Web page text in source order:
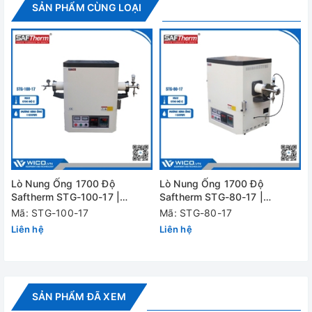
Bộ điều khiển B510 phiên bản 2022
+ Có 24 ngôn ngữ hoạt động có thể lựa chọn
SẢN PHẨM CÙNG LOẠI
Lò Nung Ống 1700 Độ
Saftherm STG-100-17 |
Φ100mm
Mã: STG-100-17
Liên hệ
Lò Nung Ống 1700 Độ
Saftherm STG-80-17 |
Φ80mm
Mã: STG-80-17
Liên hệ
SẢN PHẨM ĐÃ XEM